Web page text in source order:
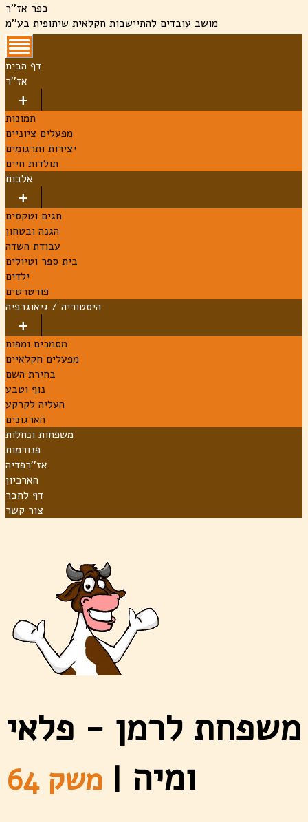
כפר אז''ר
מושב עובדים להתיישבות חקלאית שיתופית בע''מ
דף הבית
אז''ר
תמונות
מפעלים ציוניים
יצירות ותרגומים
תולדות חיים
אלבום
חגים וטקסים
הגנה ובטחון
עבודת השדה
בית ספר וטיולים
ילדים
פורטרטים
היסטוריה / גיאוגרפיה
מסמכים ומפות
מפעלים חקלאיים
בחירת השם
נוף וטבע
העליה לקרקע
הארגונים
משפחות ונחלות
פנורמות
אז''רפדיה
הארכיון
דף לחבר
צור קשר
משפחת לרמן - פלאי
ומיה | משק 64